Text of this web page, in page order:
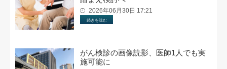
2026年06月30日 17:21
続きを読む
がん検診の画像読影、医師1人でも実
施可能に